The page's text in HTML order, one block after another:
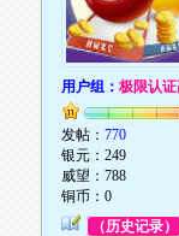
用户组：极限认
发帖：770
银元：249
威望：788
铜币：0
（历史记录）